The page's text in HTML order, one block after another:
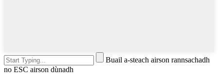
Buail a-steach airson rannsachadh
no ESC airson dùnadh